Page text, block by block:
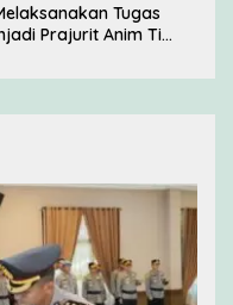
Tugas
Prajurit Anim Ti